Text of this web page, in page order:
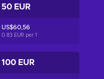
50 EUR
US$60,56
0.83 EUR per1
100 EUR